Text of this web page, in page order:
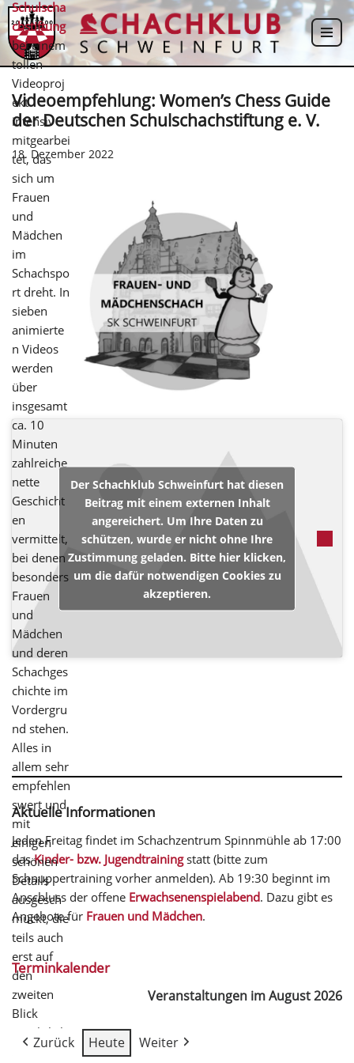
Zum
Inhalt
springen
Videoempfehlung: Women’s Chess Guide
der Deutschen Schulschachstiftung e. V.
18. Dezember 2022
Schulscha
chstiftung
bei einem
tollen
Videoproj
ekt
intensiv
mitgearbei
tet, das
sich um
Frauen
und
Mädchen
im
Schachspo
rt dreht. In
sieben
animierte
n Videos
werden
über
insgesamt
ca. 10
Minuten
zahlreiche
nette
Geschicht
en
vermittelt,
bei denen
besonders
Frauen
und
Mädchen
und deren
Schachges
chichte im
Vordergru
nd stehen.
Alles in
allem sehr
empfehlen
swert und
mit
einigen
schönen
Details
ausgesch
mückt, die
teils auch
erst auf
den
zweiten
Blick
ersichtlich
sind. Hier
Der Schachklub Schweinfurt hat diesen
Beitrag mit einem externen Inhalt
angereichert. Um Ihre Daten zu
schützen, wurde er nicht ohne Ihre
Zustimmung geladen. Bitte hier klicken,
um die dafür notwendigen Cookies zu
akzeptieren.
Aktuelle Informationen
Jeden Freitag findet im Schachzentrum Spinnmühle ab 17:00
dasKinder- bzw. Jugendtrainingstatt (bitte zum
Schnuppertraining vorher anmelden). Ab 19:30 beginnt im
Anschluss der offene Erwachsenenspielabend. Dazu gibt es
Angebote für Frauen und Mädchen.
Terminkalender
Veranstaltungen im August 2026
Zurück Heute
Weiter